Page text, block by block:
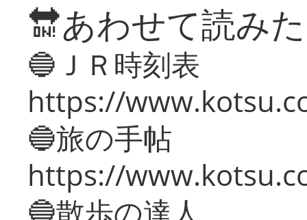
🔛あわせて読み
🔵ＪＲ時刻表
https://
🔵旅の手帖
https://
🔵散歩の達人